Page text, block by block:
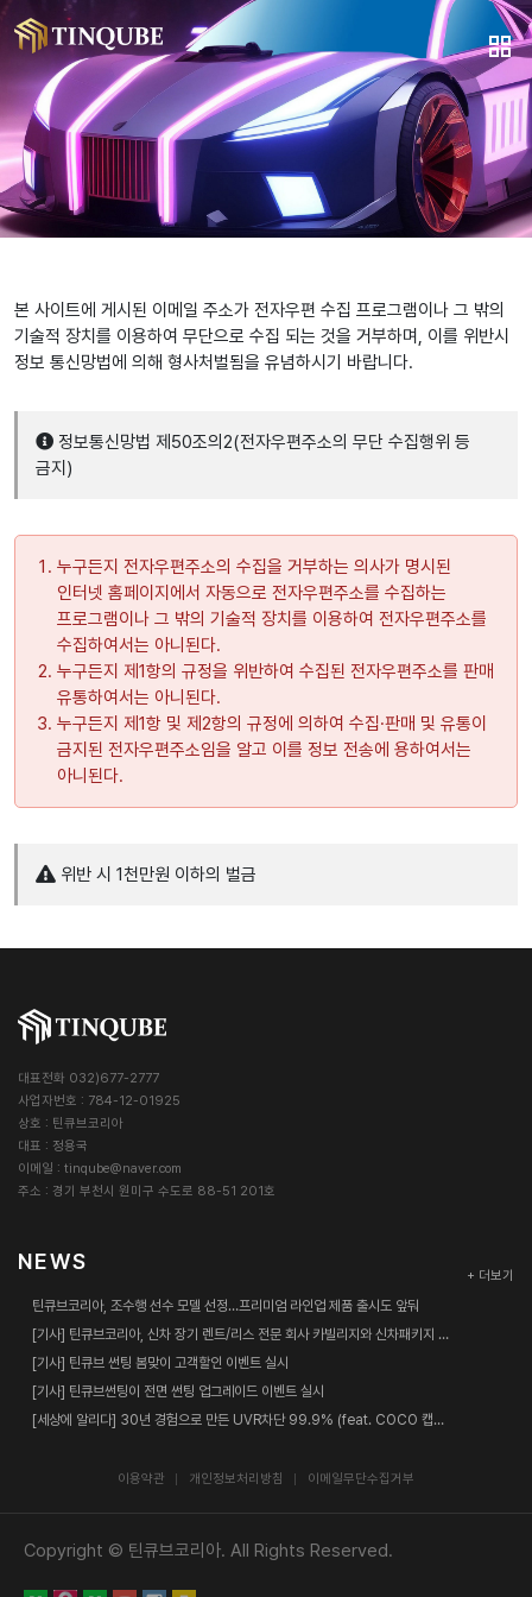
본 사이트에 게시된 이메일 주소가 전자우편 수집 프로그램이나 그 밖의
기술적 장치를 이용하여 무단으로 수집 되는 것을 거부하며, 이를 위반시
정보 통신망법에 의해 형사처벌됨을 유념하시기 바랍니다.
정보통신망법 제50조의2(전자우편주소의 무단 수집행위 등
금지)
누구든지 전자우편주소의 수집을 거부하는 의사가 명시된
인터넷 홈페이지에서 자동으로 전자우편주소를 수집하는
프로그램이나 그 밖의 기술적 장치를 이용하여 전자우편주소를
수집하여서는 아니된다.
누구든지 제1항의 규정을 위반하여 수집된 전자우편주소를 판매
유통하여서는 아니된다.
누구든지 제1항 및 제2항의 규정에 의하여 수집·판매 및 유통이
금지된 전자우편주소임을 알고 이를 정보 전송에 용하여서는
아니된다.
위반 시 1천만원 이하의 벌금
대표전화 032)677-2777
사업자번호 : 784-12-01925
상호 : 틴큐브코리아
대표 : 정용국
이메일 : tinqube@naver.com
주소 : 경기 부천시 원미구 수도로 88-51 201호
NEWS
+ 더보기
틴큐브코리아, 조수행 선수 모델 선정…프리미엄 라인업 제품 출시도 앞둬
[기사] 틴큐브코리아, 신차 장기 렌트/리스 전문 회사 카빌리지와 신차패키지 업무협약 체결
[기사] 틴큐브 썬팅 봄맞이 고객할인 이벤트 실시
[기사] 틴큐브썬팅이 전면 썬팅 업그레이드 이벤트 실시
[세상에 알리다] 30년 경험으로 만든 UVR차단 99.9% (feat. COCO 캡틴춘리)
이용약관 개인정보처리방침 이메일무단수집거부
Copyright © 틴큐브코리아. All Rights Reserved.